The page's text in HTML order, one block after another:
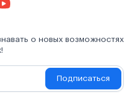
о новых возможностях
Подписаться